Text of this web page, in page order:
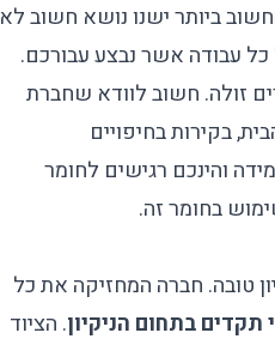
ביותר ישנו נושא חשוב לא
כל עבודה אשר נבצע עבורכם.
זולה. חשוב לוודא שחברת
בקירות בחיפויים
והינכם רגישים לחומר
בחומר זה.
טובה. חברה המחזיקה את כל
בתחום הניקיון. הציוד